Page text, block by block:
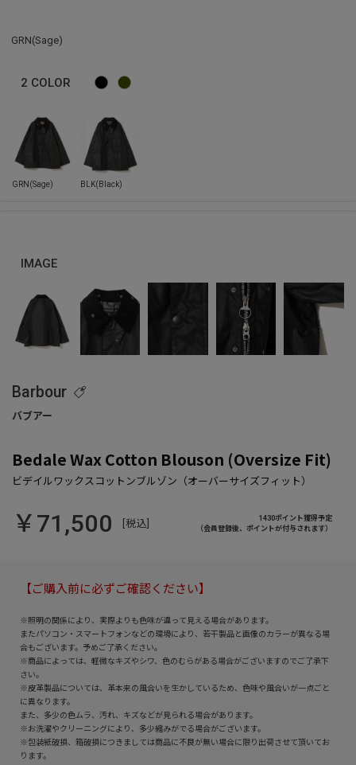
GRN(Sage)
2 COLOR
IMAGE
Barbour
Bedale Wax Cotton Blouson (Oversize Fit)
￥71,500 [税込]
1430ポイント獲得予定
（会員登録後、ポイントが付与されます）
【ご購入前に必ずご確認ください】
※照明の関係により、実際よりも色味が違って見える場合があります。
またパソコン・スマートフォンなどの環境により、若干製品と画像のカラーが異なる場
合もございます。予めご了承ください。
※商品によっては、軽微なキズやシワ、色のむらがある場合がございますのでご了承下
さい。
※皮革製品については、革本来の風合いを生かしているため、色味や風合いが一点ごと
に異なります。
また、多少の色ムラ、汚れ、キズなどが見られる場合があります。
※お洗濯やクリーニングにより、多少縮みがでる場合がございます。
※包装紙破損、箱破損につきましては商品に不良が無い場合に限り出荷させて頂いてお
ります。